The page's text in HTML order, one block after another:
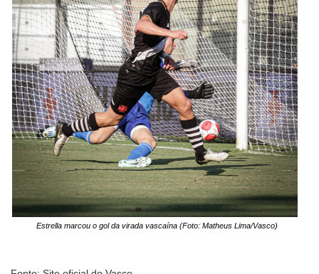
Estrella marcou o gol da virada vascaína (Foto: Matheus Lima/Vasco)